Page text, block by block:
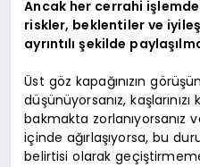
Ancak her cerrahi
riskler, beklentiler ve
ayrıntılı şekilde
Üst göz kapağınızın
düşünüyorsanız,
bakmakta zorlanıyorsanız
içinde ağırlaşıyorsa, bu
belirtisi olarak